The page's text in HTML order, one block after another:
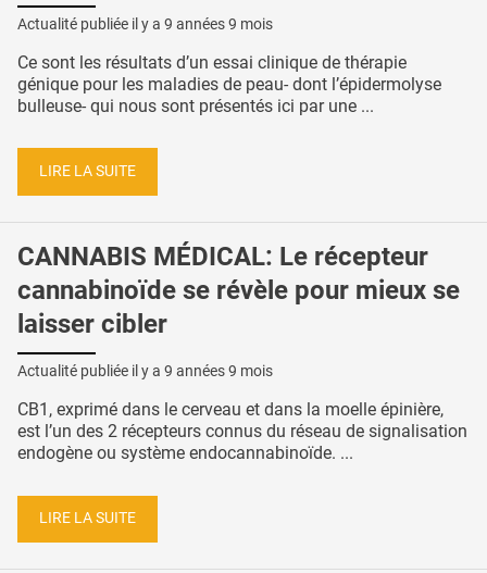
Actualité publiée il y a 9 années 9 mois
Ce sont les résultats d’un essai clinique de thérapie
génique pour les maladies de peau- dont l’épidermolyse
bulleuse- qui nous sont présentés ici par une ...
LIRE LA SUITE
CANNABIS MÉDICAL: Le récepteur
cannabinoïde se révèle pour mieux se
laisser cibler
Actualité publiée il y a 9 années 9 mois
CB1, exprimé dans le cerveau et dans la moelle épinière,
est l’un des 2 récepteurs connus du réseau de signalisation
endogène ou système endocannabinoïde. ...
LIRE LA SUITE